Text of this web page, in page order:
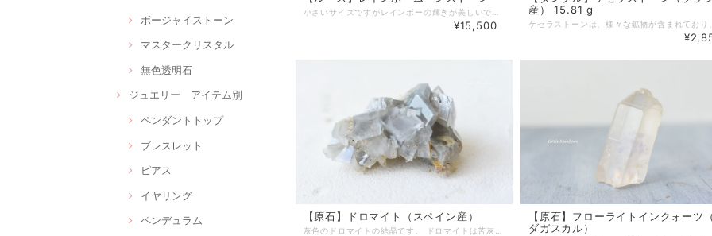
ボージャイストーン
マスタークリスタル
無色透明石
ジュエリー アイテム別
ペンダントトップ
ブレスレット
ピアス
イヤリング
ペンデュラム
¥15,500
産） 15.81 g
【原石】ドロマイト（スペイン産）
【原石】フローライトインクォーツ
ダガスカル）